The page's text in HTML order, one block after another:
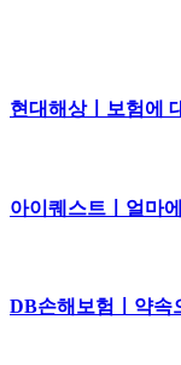
현대해상ㅣ보험에
아이퀘스트ㅣ얼마
DB손해보험ㅣ약속